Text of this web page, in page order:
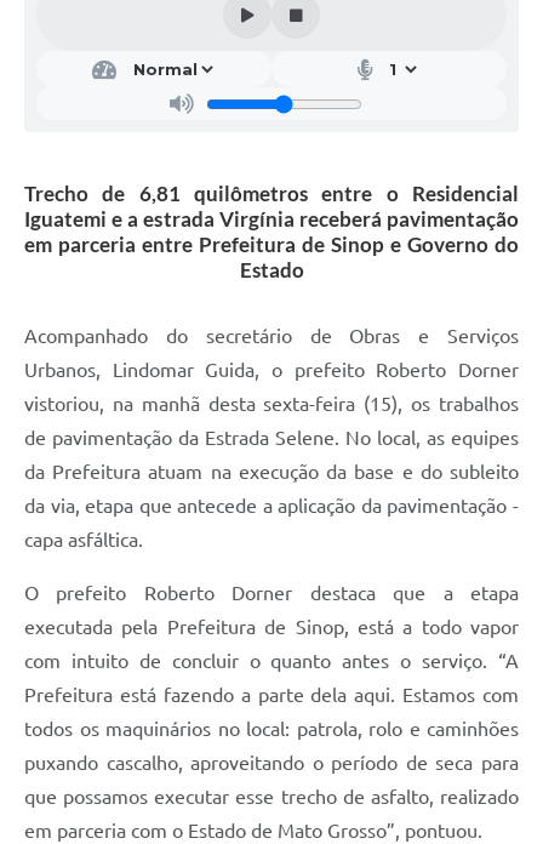
Trecho de 6,81 quilômetros entre o Residencial
Iguatemi e a estrada Virgínia receberá pavimentação
em parceria entre Prefeitura de Sinop e Governo do
Estado
Acompanhado do secretário de Obras e Serviços
Urbanos, Lindomar Guida, o prefeito Roberto Dorner
vistoriou, na manhã desta sexta-feira (15), os trabalhos
de pavimentação da Estrada Selene. No local, as equipes
da Prefeitura atuam na execução da base e do subleito
da via, etapa que antecede a aplicação da pavimentação -
capa asfáltica.
O prefeito Roberto Dorner destaca que a etapa
executada pela Prefeitura de Sinop, está a todo vapor
com intuito de concluir o quanto antes o serviço. “A
Prefeitura está fazendo a parte dela aqui. Estamos com
todos os maquinários no local: patrola, rolo e caminhões
puxando cascalho, aproveitando o período de seca para
que possamos executar esse trecho de asfalto, realizado
em parceria com o Estado de Mato Grosso”, pontuou.